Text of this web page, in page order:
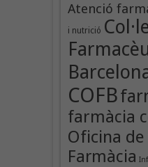
Atenció
i nutrició
COFB
farmàcia
Oficina
Farmàcia